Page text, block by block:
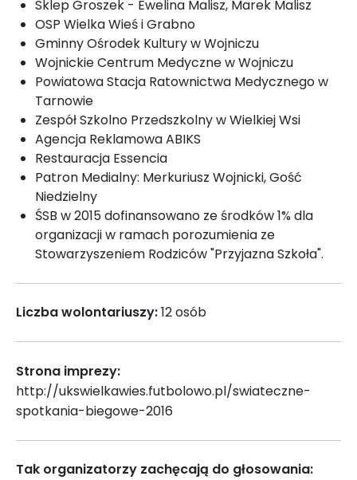
Sklep Groszek - Ewelina Malisz, Marek Malisz
OSP Wielka Wieś i Grabno
Gminny Ośrodek Kultury w Wojniczu
Wojnickie Centrum Medyczne w Wojniczu
Powiatowa Stacja Ratownictwa Medycznego w
Tarnowie
Zespół Szkolno Przedszkolny w Wielkiej Wsi
Agencja Reklamowa ABIKS
Restauracja Essencia
Patron Medialny: Merkuriusz Wojnicki, Gość
Niedzielny
ŚSB w 2015 dofinansowano ze środków 1% dla
organizacji w ramach porozumienia ze
Stowarzyszeniem Rodziców "Przyjazna Szkoła".
Liczba wolontariuszy:12 osób
Strona imprezy:
http://ukswielkawies.futbolowo.pl/swiateczne-
spotkania-biegowe-2016
Tak organizatorzy zachęcają do głosowania: